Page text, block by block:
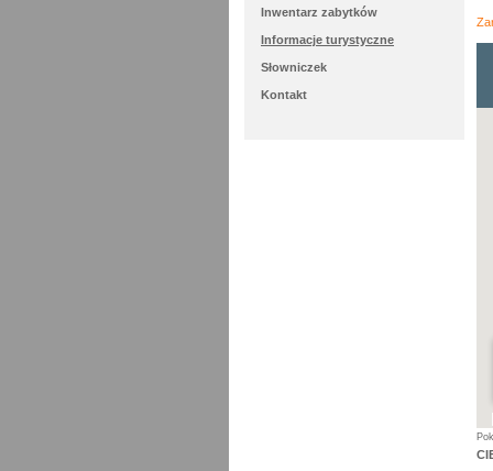
Inwentarz zabytków
Informacje turystyczne
Słowniczek
Kontakt